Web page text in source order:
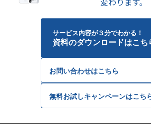
サービス内容が３分でわかる！
資料のダウンロードはこち
お問い合わせはこちら
無料お試しキャンペーンはこち